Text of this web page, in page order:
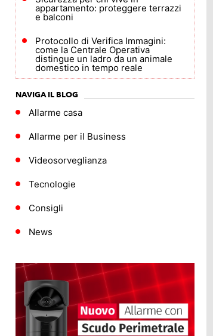
appartamento: proteggere terrazzi
e balconi
Protocollo di Verifica Immagini:
come la Centrale Operativa
distingue un ladro da un animale
domestico in tempo reale
NAVIGA IL BLOG
Allarme casa
Allarme per il Business
Videosorveglianza
Tecnologie
Consigli
News